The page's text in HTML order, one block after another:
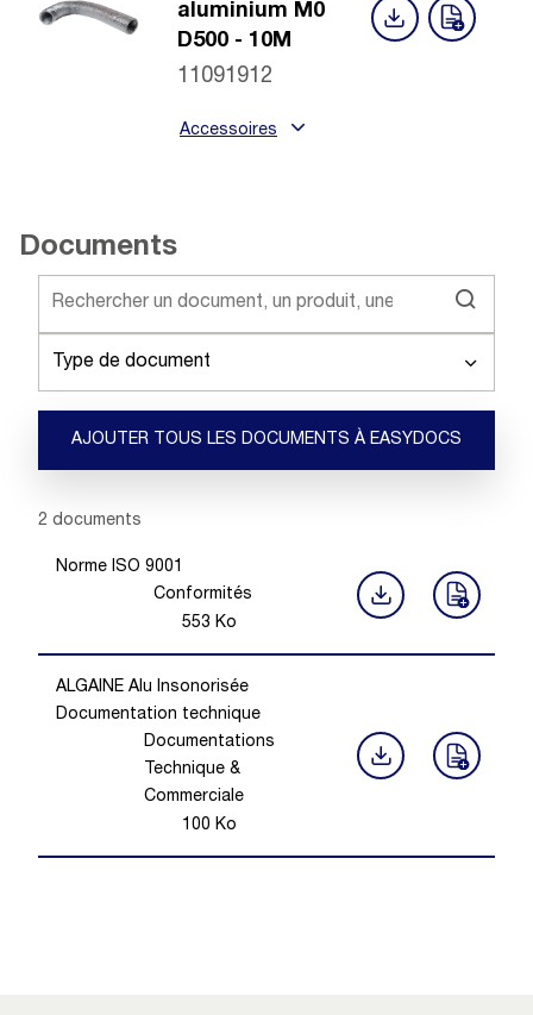
aluminium M0
D500 - 10M
11091912
Accessoires
Documents
Type de document
AJOUTER TOUS LES DOCUMENTS À EASYDOCS
Showing 1 -2
2 documents
Norme ISO 9001
Conformités
553 Ko
ALGAINE Alu Insonorisée
Documentation technique
Documentations
Technique &
Commerciale
100 Ko